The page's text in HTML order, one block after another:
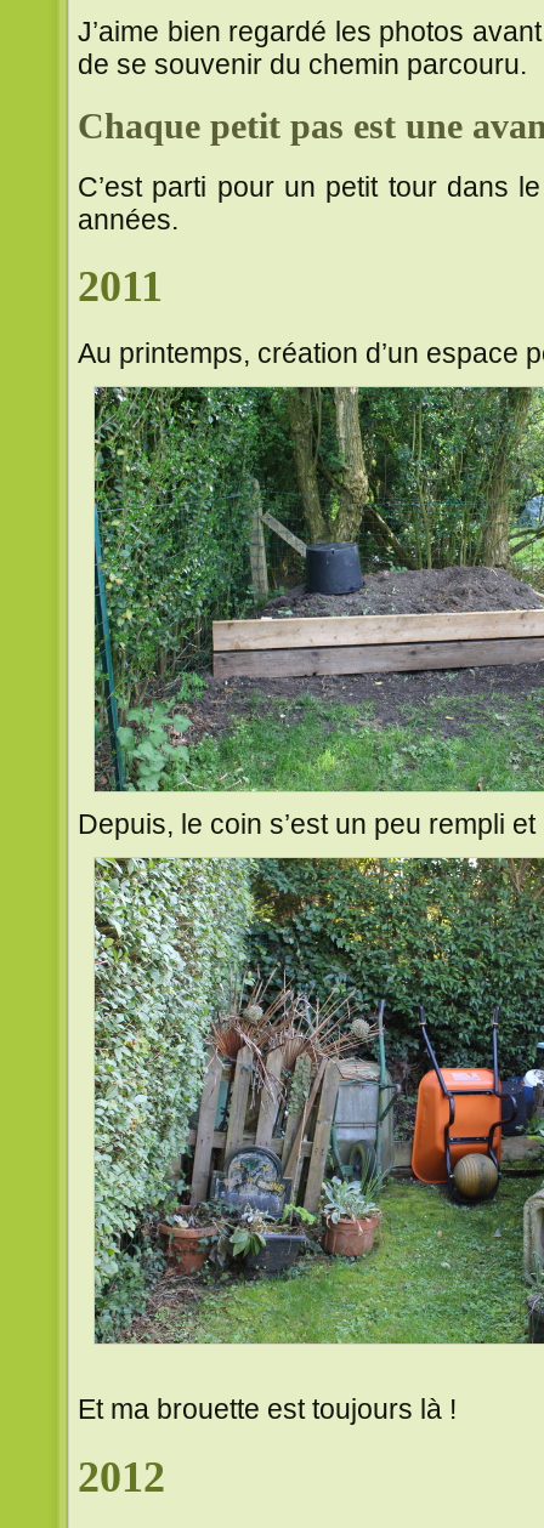
J’aime bien regardé les photos
de se souvenir du chemin parcouru.
Chaque petit pas est une
C’est parti pour un petit tour dans
années.
2011
Au printemps, création d’un espace
Depuis, le coin s’est un peu rempli
Et ma brouette est toujours là !
2012